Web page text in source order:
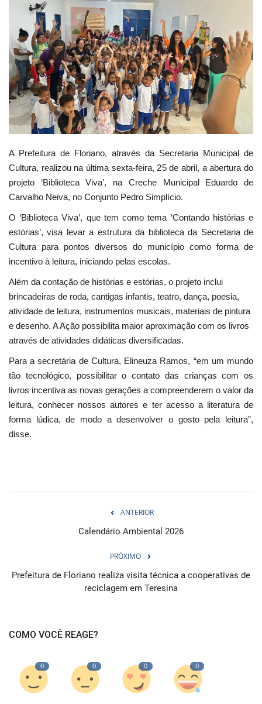
Webmail
Contato
A Prefeitura de Floriano, através da Secretaria Municipal de
Cultura, realizou na última sexta-feira, 25 de abril, a abertura do
projeto ‘Biblioteca Viva’, na Creche Municipal Eduardo de
Carvalho Neiva, no Conjunto Pedro Simplício.
O ‘Biblioteca Viva’, que tem como tema ‘Contando histórias e
estórias’, visa levar a estrutura da biblioteca da Secretaria de
Cultura para pontos diversos do município como forma de
incentivo à leitura, iniciando pelas escolas.
Além da contação de histórias e estórias, o projeto inclui
brincadeiras de roda, cantigas infantis, teatro, dança, poesia,
atividade de leitura, instrumentos musicais, materiais de pintura
e desenho. A Ação possibilita maior aproximação com os livros
através de atividades didáticas diversificadas.
Para a secretária de Cultura, Elineuza Ramos, “em um mundo
tão tecnológico, possibilitar o contato das crianças com os
livros incentiva as novas gerações a compreenderem o valor da
leitura, conhecer nossos autores e ter acesso a literatura de
forma lúdica, de modo a desenvolver o gosto pela leitura”,
disse.
ANTERIOR
Calendário Ambiental 2026
PRÓXIMO
Prefeitura de Floriano realiza visita técnica a cooperativas de
reciclagem em Teresina
COMO VOCÊ REAGE?
0 0 0 0